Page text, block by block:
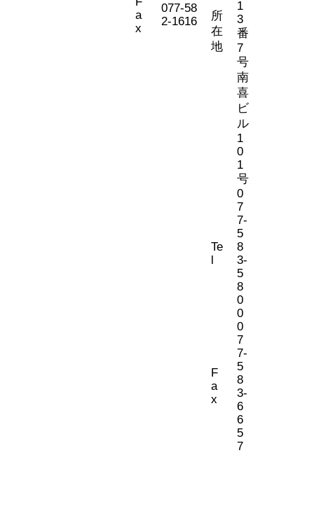
a
x
077-58
2-1616
所
在
地
1
3
番
7
号
南
喜
ビ
ル
1
0
1
号
Te
l
0
7
7-
5
8
3-
5
8
0
0
F
a
x
0
7
7-
5
8
3-
6
6
5
7